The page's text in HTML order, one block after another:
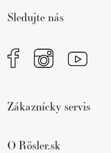
Sledujte nás
Zákaznícky servis
O Rösler.sk